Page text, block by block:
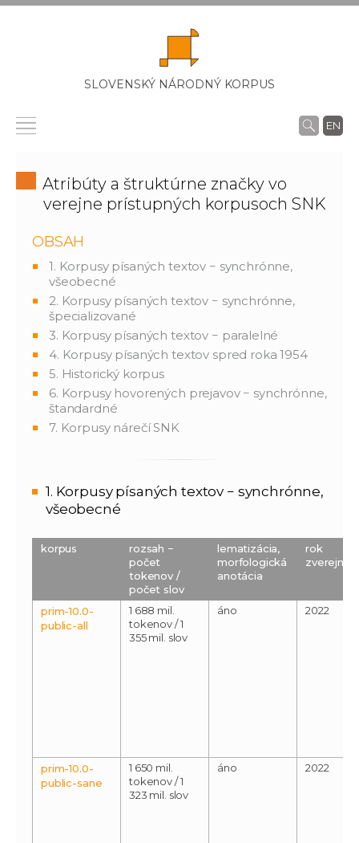
SLOVENSKÝ NÁRODNÝ KORPUS
EN
Atribúty a štruktúrne značky vo
verejne prístupných korpusoch SNK
OBSAH
1. Korpusy písaných textov − synchrónne,
všeobecné
2. Korpusy písaných textov − synchrónne,
špecializované
3. Korpusy písaných textov − paralelné
4. Korpusy písaných textov spred roka 1954
5. Historický korpus
6. Korpusy hovorených prejavov − synchrónne,
štandardné
7. Korpusy nárečí SNK
1. Korpusy písaných textov − synchrónne,
všeobecné
korpus
rozsah −
počet
tokenov /
počet slov
lematizácia,
morfologická
anotácia
rok
prim-10.0-
public-all
1 688 mil.
tokenov / 1
355 mil. slov
áno 2022
prim-10.0-
public-sane
1 650 mil.
tokenov / 1
323 mil. slov
áno 2022